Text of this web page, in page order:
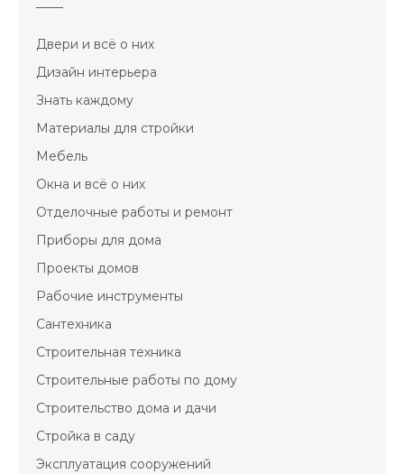
Двери и всё о них
Дизайн интерьера
Знать каждому
Материалы для стройки
Мебель
Окна и всё о них
Отделочные работы и ремонт
Приборы для дома
Проекты домов
Рабочие инструменты
Сантехника
Строительная техника
Строительные работы по дому
Строительство дома и дачи
Стройка в саду
Эксплуатация сооружений